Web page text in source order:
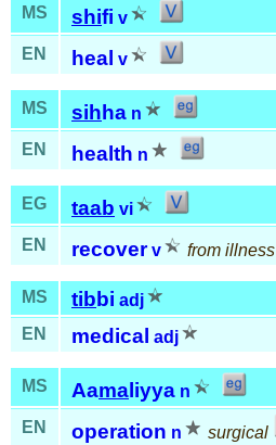
MS shifi v
EN heal v
MS sihha n
EN health n
EG taab vi
EN recover v from illness
MS tibbi adj
EN medical adj
MS Aama liyya n
EN operation n
surgical